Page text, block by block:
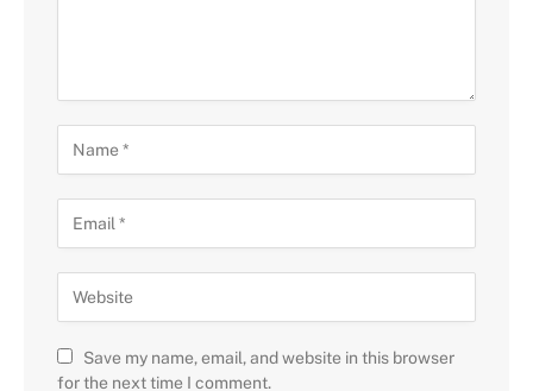
Save my name, email, and website in this browser
for the next time I comment.